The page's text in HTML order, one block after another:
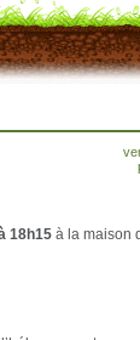
18h15 à la maison